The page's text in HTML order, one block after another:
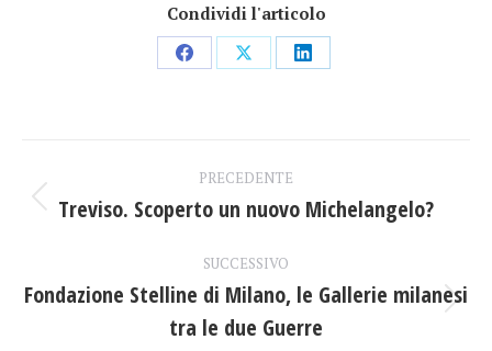
Condividi l'articolo
CondividiCondividiCondividi
tra
post
PRECEDENTE
Post
Treviso. Scoperto un nuovo Michelangelo?
SUCCESSIVO
Prossimo
post:
Fondazione Stelline di Milano, le Gallerie milanesi
tra le due Guerre